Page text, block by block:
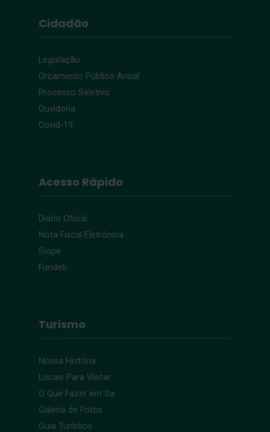
Cidadão
Legislação
Orçamento Público Anual
Processo Seletivo
Ouvidoria
Covid-19
Acesso Rápido
Diário Oficial
Nota Fiscal Eletrônica
Siope
Fundeb
Turismo
Nossa História
Locais Para Visitar
O Que Fazer em Ita
Galeria de Fotos
Guia Turístico